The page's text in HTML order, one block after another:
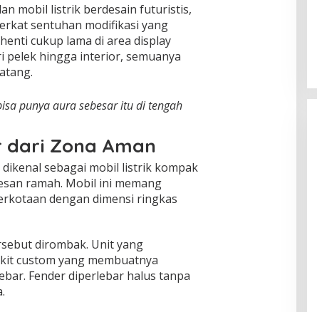
mobil listrik berdesain futuristis,
sentuhan modifikasi yang
cukup lama di area display
pelek hingga interior, semuanya
punya aura sebesar itu di tengah
dari Zona Aman
sebagai mobil listrik kompak
ramah. Mobil ini memang
dengan dimensi ringkas
dirombak. Unit yang
custom yang membuatnya
Fender diperlebar halus tanpa
Teka teki Satoshi Nakamoto
Memanas Lagi, Identitas Pencipta
Bitcoin Mulai Terungkap?
In Teknologi |